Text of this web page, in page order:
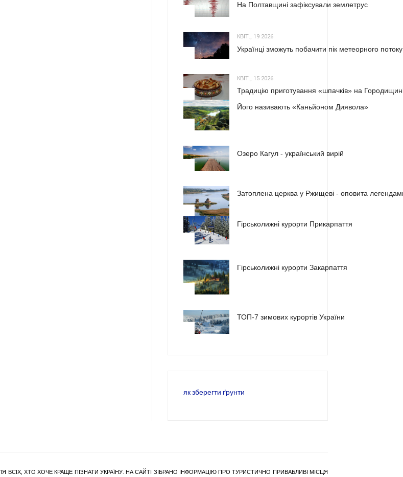
На Полтавщині зафіксували землетрус
КВІТ., 19 2026
Українці зможуть побачити пік метеорного
КВІТ., 15 2026
Традицію приготування «шпачків» на
Його називають «Каньйоном Диявола»
Озеро Кагул - український вирій
Затоплена церква у Ржищеві - оповита
Гірськолижні курорти Прикарпаття
Гірськолижні курорти Закарпаття
ТОП-7 зимових курортів України
як зберегти ґрунти
ВСІХ, ХТО ХОЧЕ КРАЩЕ ПІЗНАТИ УКРАЇНУ. НА САЙТІ ЗІБРАНО ІНФОРМАЦІЮ ПРО ТУРИСТИЧНО ПРИВАБЛИВІ МІСЦЯ